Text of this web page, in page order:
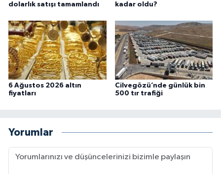
dolarlık satışı tamamlandı
kadar oldu?
6 Ağustos 2026 altın
fiyatları
Cilvegözü’nde günlük bin
500 tır trafiği
Yorumlar